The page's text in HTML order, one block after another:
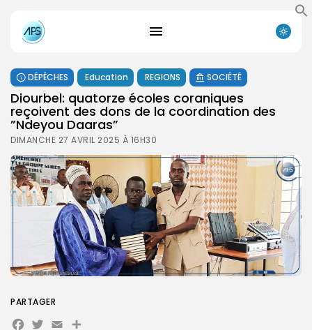
DÉPÊCHES Education REGIONS SOCIÉTÉ
Diourbel: quatorze écoles coraniques
reçoivent des dons de la coordination des
”Ndeyou Daaras”
DIMANCHE 27 AVRIL 2025 À 16H30
PARTAGER